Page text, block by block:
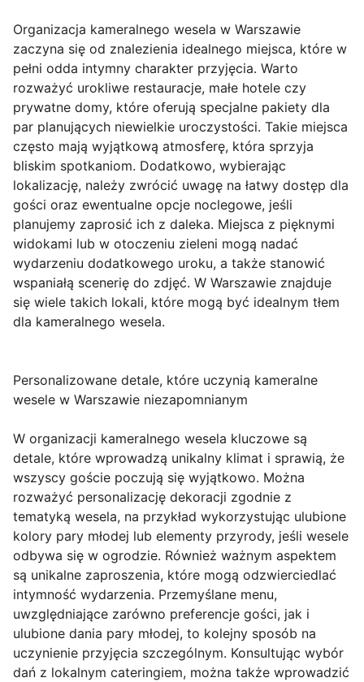
Organizacja kameralnego wesela w Warszawie
zaczyna się od znalezienia idealnego miejsca, które w
pełni odda intymny charakter przyjęcia. Warto
rozważyć urokliwe restauracje, małe hotele czy
prywatne domy, które oferują specjalne pakiety dla
par planujących niewielkie uroczystości. Takie miejsca
często mają wyjątkową atmosferę, która sprzyja
bliskim spotkaniom. Dodatkowo, wybierając
lokalizację, należy zwrócić uwagę na łatwy dostęp dla
gości oraz ewentualne opcje noclegowe, jeśli
planujemy zaprosić ich z daleka. Miejsca z pięknymi
widokami lub w otoczeniu zieleni mogą nadać
wydarzeniu dodatkowego uroku, a także stanowić
wspaniałą scenerię do zdjęć. W Warszawie znajduje
się wiele takich lokali, które mogą być idealnym tłem
dla kameralnego wesela.
Personalizowane detale, które uczynią kameralne
wesele w Warszawie niezapomnianym
W organizacji kameralnego wesela kluczowe są
detale, które wprowadzą unikalny klimat i sprawią, że
wszyscy goście poczują się wyjątkowo. Można
rozważyć personalizację dekoracji zgodnie z
tematyką wesela, na przykład wykorzystując ulubione
kolory pary młodej lub elementy przyrody, jeśli wesele
odbywa się w ogrodzie. Również ważnym aspektem
są unikalne zaproszenia, które mogą odzwierciedlać
intymność wydarzenia. Przemyślane menu,
uwzględniające zarówno preferencje gości, jak i
ulubione dania pary młodej, to kolejny sposób na
uczynienie przyjęcia szczególnym. Konsultując wybór
dań z lokalnym cateringiem, można także wprowadzić